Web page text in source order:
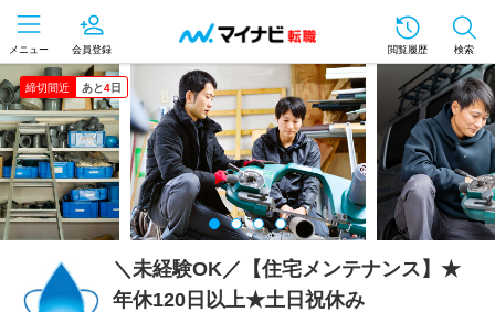
メニュー 会員登録 閲覧履歴 検索
締切間近 あと4日
＼未経験OK／【住宅メンテナンス】★
年休120日以上★土日祝休み